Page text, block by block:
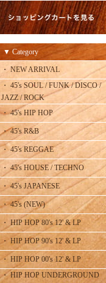
▼ Category
・ NEW ARRIVAL
・ 45's SOUL / FUNK / DISCO /
JAZZ / ROCK
・ 45's HIP HOP
・ 45's R&B
・ 45's REGGAE
・ 45's HOUSE / TECHNO
・ 45's JAPANESE
・ 45's (NEW)
・ HIP HOP 80's 12' & LP
・ HIP HOP 90's 12' & LP
・ HIP HOP 00's 12' & LP
・ HIP HOP UNDERGROUND